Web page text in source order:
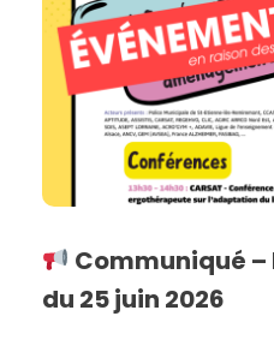
Communiqué
du 25 juin 2026